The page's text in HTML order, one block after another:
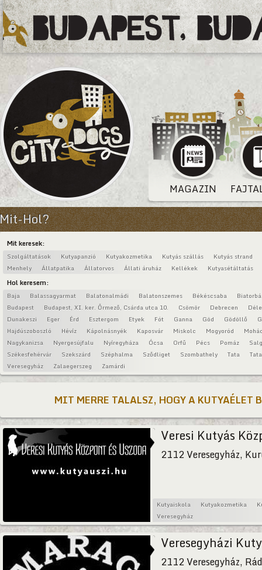
MAGAZIN
Mit-Hol?
Mit keresek:
Szolgáltatások Kutyapanzió Kutyakozmetika Kutyás szállás
Kutyás strand
Menhely
Állatpatika Állatorvos Állati áruház Kellékek Kutyasétáltatás
Hol keresem:
Baja Balassagyarmat Balatonalmádi Balatonszemes Békéscsaba
Budapest
Budapest, XI. ker. Őrmező, Csárda utca 10. Csömör Debrecen
Dunakeszi
Eger Érd Esztergom Etyek Fót Ganna Göd Gödöllő
Hajdúszoboszló
Hévíz Kápolnásnyék Kaposvár Miskolc Mogyoród
Nagykanizsa
Nyergesújfalu Nyíregyháza Ócsa Orfű Pécs Pomáz
Székesfehérvár
Szekszárd Széphalma Sződliget Szombathely Tata
Veresegyház
Zalaegerszeg Zamárdi
MIT MERRE TALALSZ, HOGY A KUTYAÉLET
Veresi Kutyás
2112 Veresegyház,
Kutyaiskola Kutyakozmetika
Veresegyház
Veresegyházi
2112 Veresegyház,